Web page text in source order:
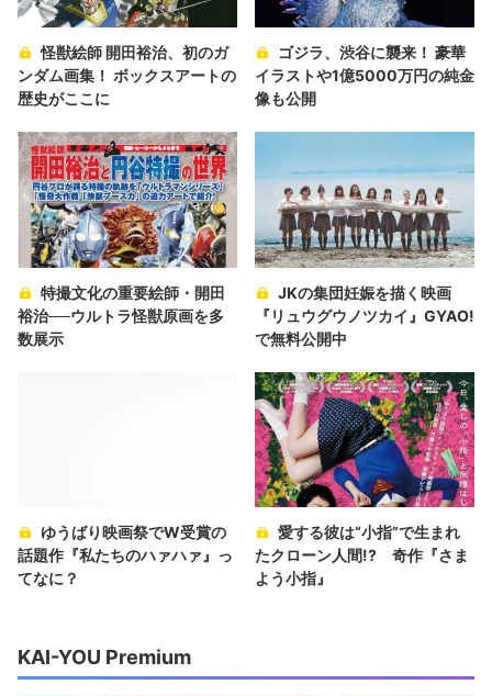
怪獣絵師 開田裕治、初のガ
ンダム画集！ ボックスアートの
歴史がここに
ゴジラ、渋谷に襲来！ 豪華
イラストや1億5000万円の純金
像も公開
特撮文化の重要絵師・開田
裕治──ウルトラ怪獣原画を多
数展示
JKの集団妊娠を描く映画
『リュウグウノツカイ』GYAO!
で無料公開中
ゆうばり映画祭でW受賞の
話題作『私たちのハァハァ』っ
てなに？
愛する彼は“小指”で生まれ
たクローン人間!? 奇作『さま
よう小指』
KAI-YOU Premium